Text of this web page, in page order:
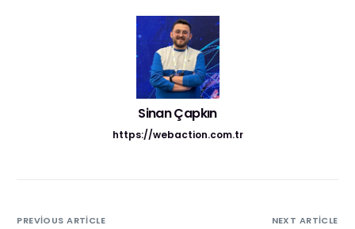
Sinan Çapkın
https://webaction.com.tr
PREVIOUS ARTICLE NEXT ARTICLE